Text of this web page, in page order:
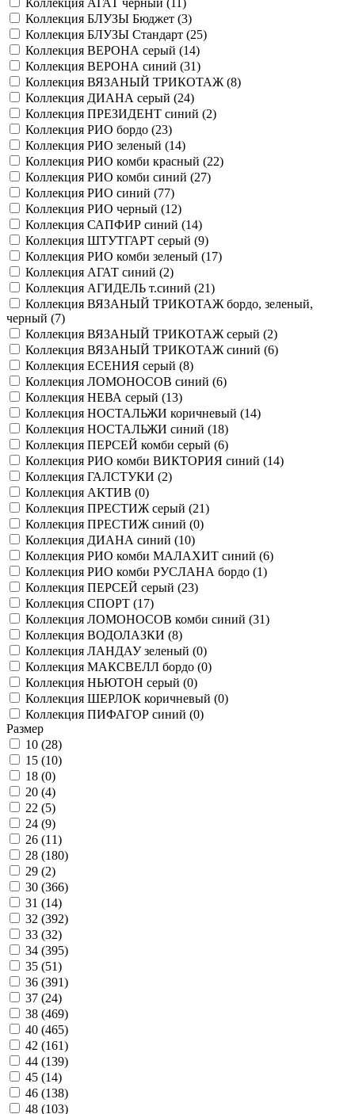
Коллекция АГАТ черный (
)
Коллекция БЛУЗЫ Бюджет (3)
Коллекция БЛУЗЫ Стандарт (25)
Коллекция ВЕРОНА серый (14)
Коллекция ВЕРОНА синий (31)
Коллекция ВЯЗАНЫЙ ТРИКОТАЖ (8)
Коллекция ДИАНА серый (24)
Коллекция ПРЕЗИДЕНТ синий (2)
Коллекция РИО бордо (23)
Коллекция РИО зеленый (14)
Коллекция РИО комби красный (22)
Коллекция РИО комби синий (27)
Коллекция РИО синий (77)
Коллекция РИО черный (12)
Коллекция САПФИР синий (14)
Коллекция ШТУТГАРТ серый (9)
Коллекция РИО комби зеленый (17)
Коллекция АГАТ синий (2)
Коллекция АГИДЕЛЬ т.синий (21)
Коллекция ВЯЗАНЫЙ ТРИКОТАЖ бордо, зеленый,
черный (7)
Коллекция ВЯЗАНЫЙ ТРИКОТАЖ серый (2)
Коллекция ВЯЗАНЫЙ ТРИКОТАЖ синий (6)
Коллекция ЕСЕНИЯ серый (8)
Коллекция ЛОМОНОСОВ синий (6)
Коллекция НЕВА серый (13)
Коллекция НОСТАЛЬЖИ коричневый (14)
Коллекция НОСТАЛЬЖИ синий (18)
Коллекция ПЕРСЕЙ комби серый (6)
Коллекция РИО комби ВИКТОРИЯ синий (14)
Коллекция ГАЛСТУКИ (2)
Коллекция АКТИВ (0)
Коллекция ПРЕСТИЖ серый (21)
Коллекция ПРЕСТИЖ синий (0)
Коллекция ДИАНА синий (10)
Коллекция РИО комби МАЛАХИТ синий (6)
Коллекция РИО комби РУСЛАНА бордо (1)
Коллекция ПЕРСЕЙ серый (23)
Коллекция СПОРТ (17)
Коллекция ЛОМОНОСОВ комби синий (31)
Коллекция ВОДОЛАЗКИ (8)
Коллекция ЛАНДАУ зеленый (0)
Коллекция МАКСВЕЛЛ бордо (0)
Коллекция НЬЮТОН серый (0)
Коллекция ШЕРЛОК коричневый (0)
Коллекция ПИФАГОР синий (0)
Размер
10 (28)
15 (10)
18 (0)
20 (4)
22 (5)
24 (9)
26 (11)
28 (180)
29 (2)
30 (366)
31 (14)
32 (392)
33 (32)
34 (395)
35 (51)
36 (391)
37 (24)
38 (469)
40 (465)
42 (161)
44 (139)
45 (14)
46 (138)
48 (103)